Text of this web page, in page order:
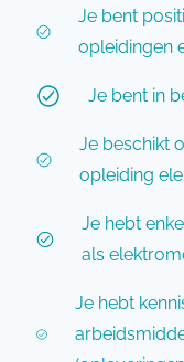
Je bent
opleidingen
Je bent in
Je beschikt
opleiding
Je hebt
als
Je hebt